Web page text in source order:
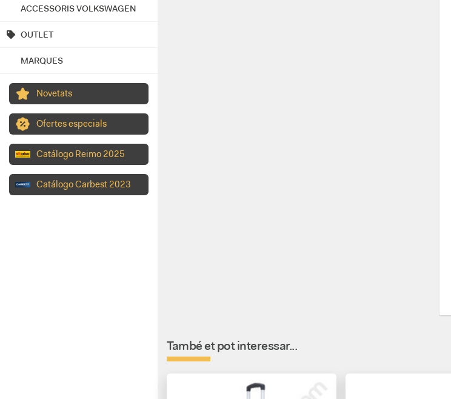
ACCESSORIS VOLKSWAGEN
OUTLET
MARQUES
Novetats
Ofertes especials
Catálogo Reimo 2025
Catálogo Carbest 2023
També et pot interessar...